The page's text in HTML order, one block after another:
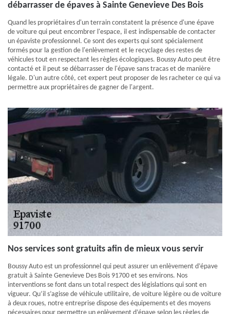
débarrasser de épaves à Sainte Genevieve Des Bois
Quand les propriétaires d'un terrain constatent la présence d'une épave
de voiture qui peut encombrer l'espace, il est indispensable de contacter
un épaviste professionnel. Ce sont des experts qui sont spécialement
formés pour la gestion de l'enlèvement et le recyclage des restes de
véhicules tout en respectant les règles écologiques. Boussy Auto peut être
contacté et il peut se débarrasser de l'épave sans tracas et de manière
légale. D'un autre côté, cet expert peut proposer de les racheter ce qui va
permettre aux propriétaires de gagner de l'argent.
Nos services sont gratuits afin de mieux vous servir
Boussy Auto est un professionnel qui peut assurer un enlèvement d’épave
gratuit à Sainte Genevieve Des Bois 91700 et ses environs. Nos
interventions se font dans un total respect des législations qui sont en
vigueur. Qu’il s’agisse de véhicule utilitaire, de voiture légère ou de voiture
à deux roues, notre entreprise dispose des équipements et des moyens